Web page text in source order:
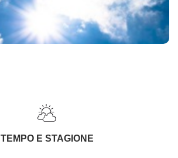
TEMPO E STAGIONE